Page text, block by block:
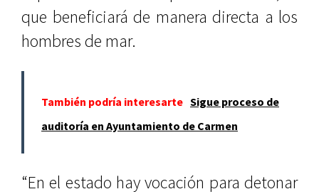
que beneficiará de manera directa a los
hombres de mar.
También podría interesarte Sigue proceso de
auditoría en Ayuntamiento de Carmen
“En el estado hay vocación para detonar